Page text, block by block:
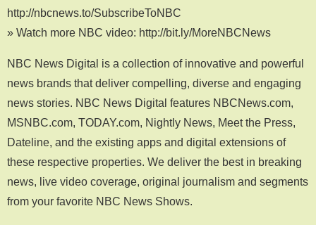
http://nbcnews.to/SubscribeToNBC
» Watch more NBC video: http://bit.ly/MoreNBCNews
NBC News Digital is a collection of innovative and powerful
news brands that deliver compelling, diverse and engaging
news stories. NBC News Digital features NBCNews.com,
MSNBC.com, TODAY.com, Nightly News, Meet the Press,
Dateline, and the existing apps and digital extensions of
these respective properties. We deliver the best in breaking
news, live video coverage, original journalism and segments
from your favorite NBC News Shows.